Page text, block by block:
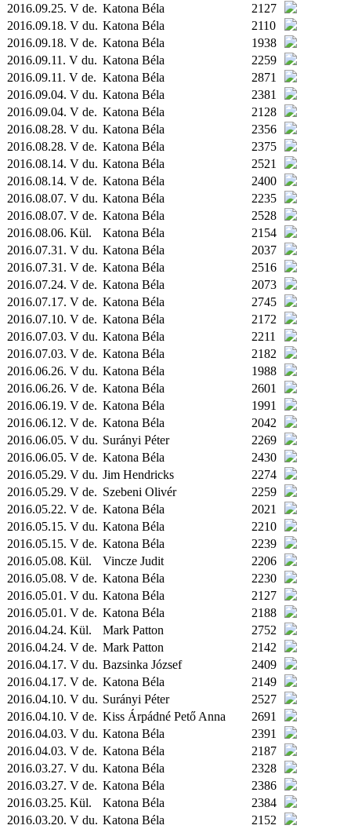
2016.09.25. V de. Katona Béla
2127
2016.09.18. V du. Katona Béla
2110
2016.09.18. V de. Katona Béla
1938
2016.09.11. V du. Katona Béla
2259
2016.09.11. V de. Katona Béla
2871
2016.09.04. V du. Katona Béla
2381
2016.09.04. V de. Katona Béla
2128
2016.08.28. V du. Katona Béla
2356
2016.08.28. V de. Katona Béla
2375
2016.08.14. V du. Katona Béla
2521
2016.08.14. V de. Katona Béla
2400
2016.08.07. V du. Katona Béla
2235
2016.08.07. V de. Katona Béla
2528
2016.08.06. Kül. Katona Béla
2154
2016.07.31. V du. Katona Béla
2037
2016.07.31. V de. Katona Béla
2516
2016.07.24. V de. Katona Béla
2073
2016.07.17. V de. Katona Béla
2745
2016.07.10. V de. Katona Béla
2172
2016.07.03. V du. Katona Béla
2211
2016.07.03. V de. Katona Béla
2182
2016.06.26. V du. Katona Béla
1988
2016.06.26. V de. Katona Béla
2601
2016.06.19. V de. Katona Béla
1991
2016.06.12. V de. Katona Béla
2042
2016.06.05. V du. Surányi Péter
2269
2016.06.05. V de. Katona Béla
2430
2016.05.29. V du. Jim Hendricks
2274
2016.05.29. V de. Szebeni Olivér
2259
2016.05.22. V de. Katona Béla
2021
2016.05.15. V du. Katona Béla
2210
2016.05.15. V de. Katona Béla
2239
2016.05.08. Kül. Vincze Judit
2206
2016.05.08. V de. Katona Béla
2230
2016.05.01. V du. Katona Béla
2127
2016.05.01. V de. Katona Béla
2188
2016.04.24. Kül. Mark Patton
2752
2016.04.24. V de. Mark Patton
2142
2016.04.17. V du. Bazsinka József
2409
2016.04.17. V de. Katona Béla
2149
2016.04.10. V du. Surányi Péter
2527
2016.04.10. V de. Kiss Árpádné Pető Anna
2691
2016.04.03. V du. Katona Béla
2391
2016.04.03. V de. Katona Béla
2187
2016.03.27. V du. Katona Béla
2328
2016.03.27. V de. Katona Béla
2386
2016.03.25. Kül. Katona Béla
2384
2016.03.20. V du. Katona Béla
2152